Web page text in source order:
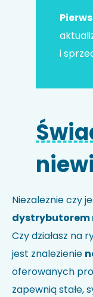
Kod HS
wyszukiwarce
Uwagi
i
Niezależnie czy
dystrybutorem
Czy działasz na
jest znalezienie
oferowanych
zapewnią stałe,